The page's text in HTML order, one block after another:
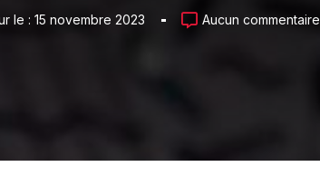
le : 15 novembre 2023 Aucun commentaire